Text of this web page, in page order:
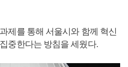
제를 통해 서울시와 함께 혁신
중한다는 방침을 세웠다.